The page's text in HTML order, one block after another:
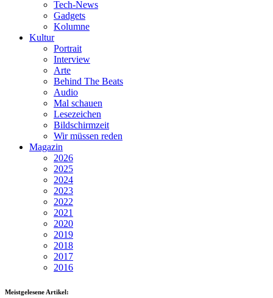
Tech-News
Gadgets
Kolumne
Kultur
Portrait
Interview
Arte
Behind The Beats
Audio
Mal schauen
Lesezeichen
Bildschirmzeit
Wir müssen reden
Magazin
2026
2025
2024
2023
2022
2021
2020
2019
2018
2017
2016
Meistgelesene Artikel: